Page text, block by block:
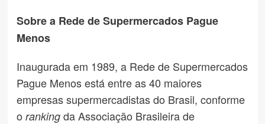
Sobre a Rede de Supermercados Pague
Menos
Inaugurada em 1989, a Rede de Supermercados
Pague Menos está entre as 40 maiores
empresas supermercadistas do Brasil, conforme
o rankingda Associação Brasileira de